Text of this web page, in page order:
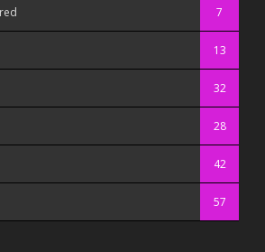
7
13
32
28
42
57